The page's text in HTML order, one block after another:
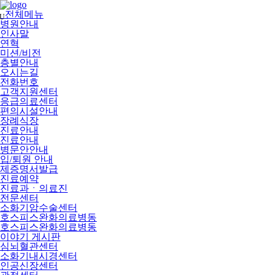
메
뉴
건
너
뛰
기
전체메뉴
병원안내
인사말
연혁
미션/비전
층별안내
오시는길
전화번호
고객지원센터
응급의료센터
편의시설안내
장례식장
진료안내
진료안내
병문안안내
입/퇴원 안내
제증명서발급
진료예약
진료과ㆍ의료진
전문센터
소화기암수술센터
호스피스완화의료병동
호스피스완화의료병동
이야기 게시판
심뇌혈관센터
소화기내시경센터
인공신장센터